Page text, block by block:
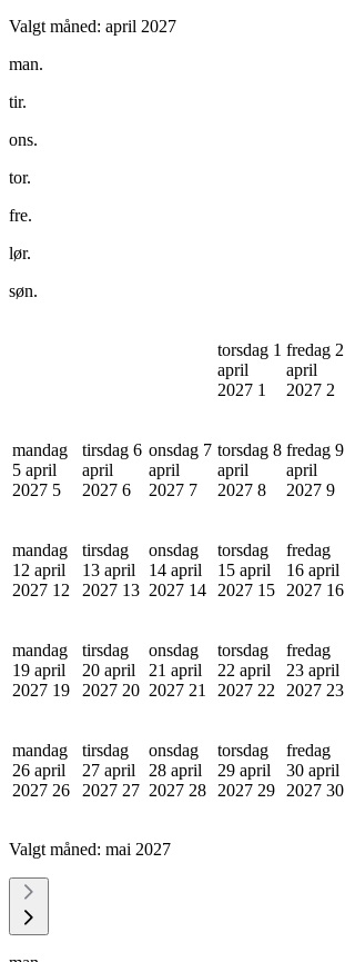
Valgt måned: april 2027
man.
tir.
ons.
tor.
fre.
lør.
søn.
torsdag 1
april
2027 1
fredag 2
april
2027 2
mandag
5 april
2027 5
tirsdag 6
april
2027 6
onsdag 7
april
2027 7
torsdag 8
april
2027 8
fredag 9
april
2027 9
mandag
12 april
2027 12
tirsdag
13 april
2027 13
onsdag
14 april
2027 14
torsdag
15 april
2027 15
fredag
16 april
2027 16
mandag
19 april
2027 19
tirsdag
20 april
2027 20
onsdag
21 april
2027 21
torsdag
22 april
2027 22
fredag
23 april
2027 23
mandag
26 april
2027 26
tirsdag
27 april
2027 27
onsdag
28 april
2027 28
torsdag
29 april
2027 29
fredag
30 april
2027 30
Valgt måned: mai 2027